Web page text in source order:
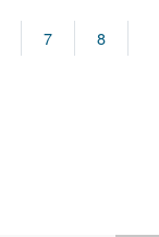
7
8